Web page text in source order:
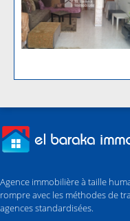
Agence immobilière à taille
rompre avec les méthodes de
agences standardisées.